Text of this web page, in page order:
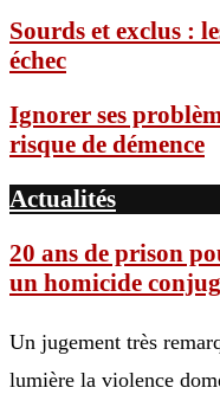
Sourds et exclus :
échec
Ignorer ses
risque de démence
Actualités
20 ans de prison
un homicide
Un jugement très
lumière la violence